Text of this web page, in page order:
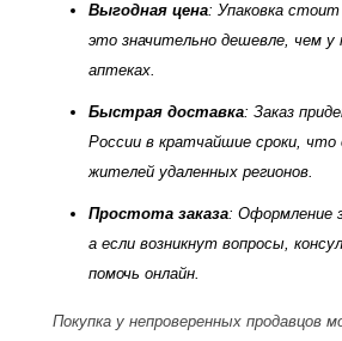
Выгодная цена: Упаковка
это значительно дешевле, чем у
аптеках.
Быстрая доставка: Заказ
России в кратчайшие сроки, что
жителей удаленных регионов.
Простота заказа: Оформление
а если возникнут вопросы,
помочь онлайн.
Покупка у непроверенных продавцов